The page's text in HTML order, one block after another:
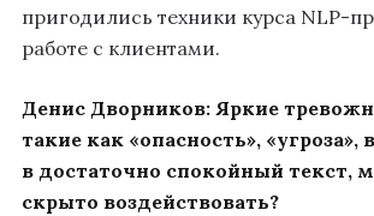
пригодились техники курса NLP-
работе с клиентами.
Денис Дворников: Яркие
такие как «опасность»,
в достаточно спокойный текст,
скрыто воздействовать?